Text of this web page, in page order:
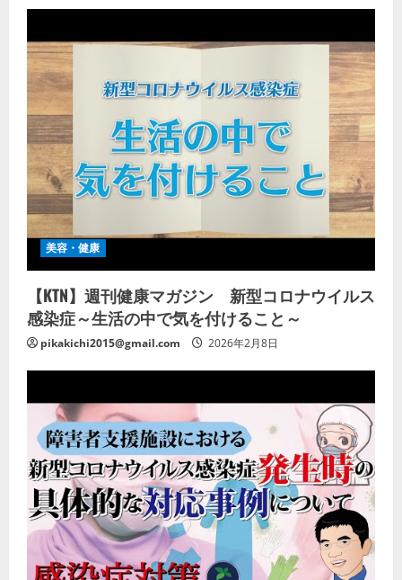
美容・健康
【KTN】週刊健康マガジン 新型コロナウイルス
感染症～生活の中で気を付けること～
pikakichi2015@gmail.com 2026年2月8日